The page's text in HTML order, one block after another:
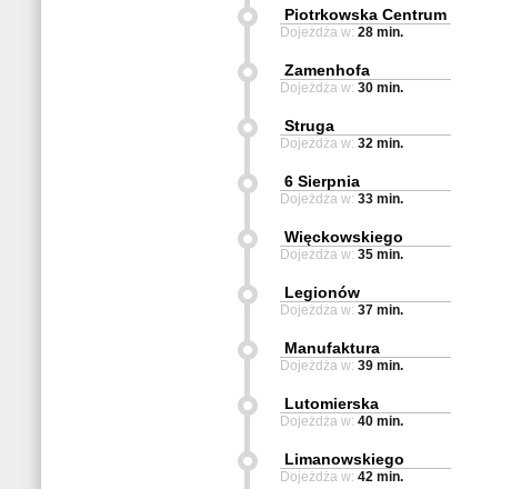
Piotrkowska Centrum
Dojeżdża w: 28 min.
Zamenhofa
Dojeżdża w: 30 min.
Struga
Dojeżdża w: 32 min.
6 Sierpnia
Dojeżdża w: 33 min.
Więckowskiego
Dojeżdża w: 35 min.
Legionów
Dojeżdża w: 37 min.
Manufaktura
Dojeżdża w: 39 min.
Lutomierska
Dojeżdża w: 40 min.
Limanowskiego
Dojeżdża w: 42 min.